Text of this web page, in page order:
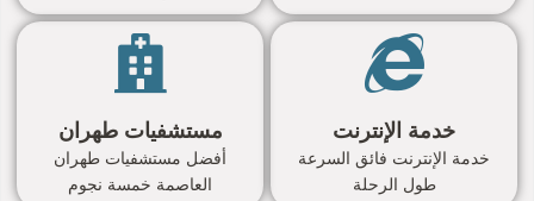
خدمة الإنترنت
خدمة الإنترنت فائق السرعة
طول الرحلة
مستشفيات طهران
أفضل مستشفيات طهران
العاصمة خمسة نجوم